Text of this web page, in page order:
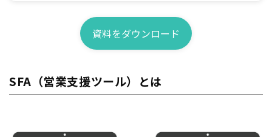
資料をダウンロード
SFA（営業支援ツール）とは